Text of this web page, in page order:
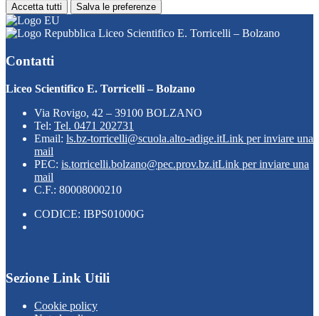
Accetta tutti Salva le preferenze
Liceo Scientifico E. Torricelli – Bolzano
Contatti
Liceo Scientifico E. Torricelli – Bolzano
Via Rovigo, 42 – 39100 BOLZANO
Tel: Tel. 0471 202731
Email: ls.bz-torricelli@scuola.alto-adige.itLink per inviare una
mail
PEC: is.torricelli.bolzano@pec.prov.bz.itLink per inviare una
mail
C.F.: 80008000210
CODICE: IBPS01000G
Sezione Link Utili
Cookie policy